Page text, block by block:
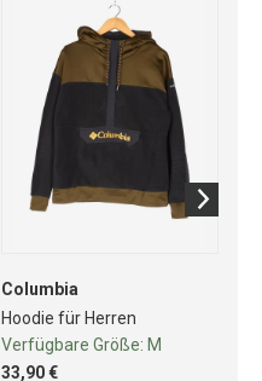
Columbia
Hoodie für Herren
Verfügbare Größe: M
33,90 €